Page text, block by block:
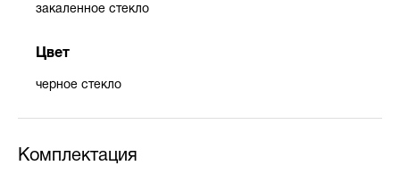
закаленное стекло
Цвет
черное стекло
Комплектация